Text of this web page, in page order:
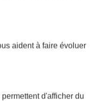
Banqueaident à faire évoluer
d'afficher du